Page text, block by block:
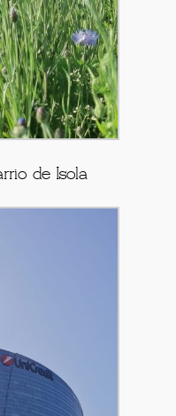
de Isola